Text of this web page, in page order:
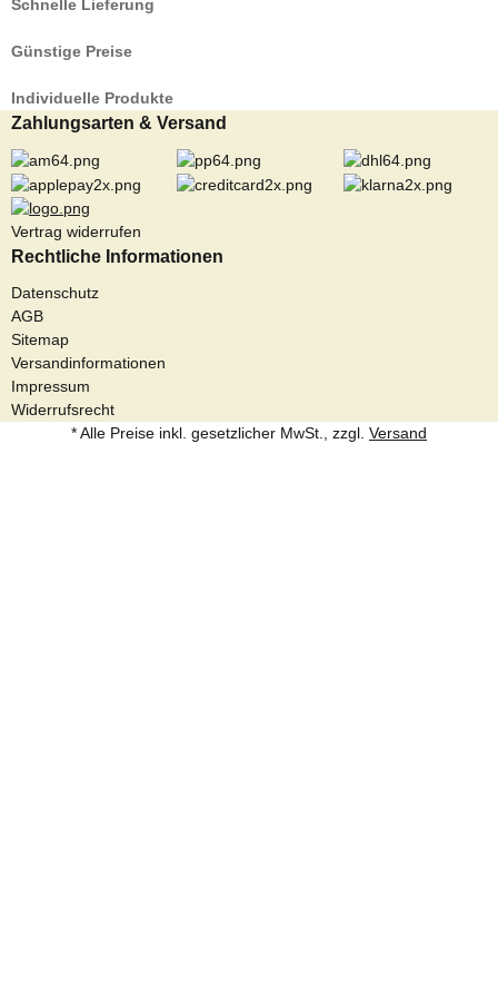
Schnelle Lieferung
Günstige Preise
Individuelle Produkte
Zahlungsarten & Versand
Vertrag widerrufen
Rechtliche Informationen
Datenschutz
AGB
Sitemap
Versandinformationen
Impressum
Widerrufsrecht
* Alle Preise inkl. gesetzlicher MwSt., zzgl. Versand